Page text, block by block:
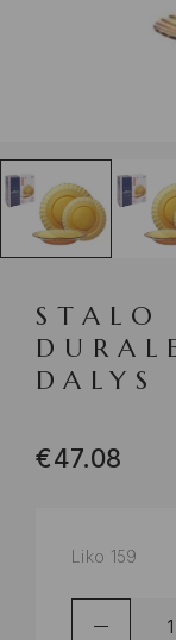
STALO
€47.08
Liko 159